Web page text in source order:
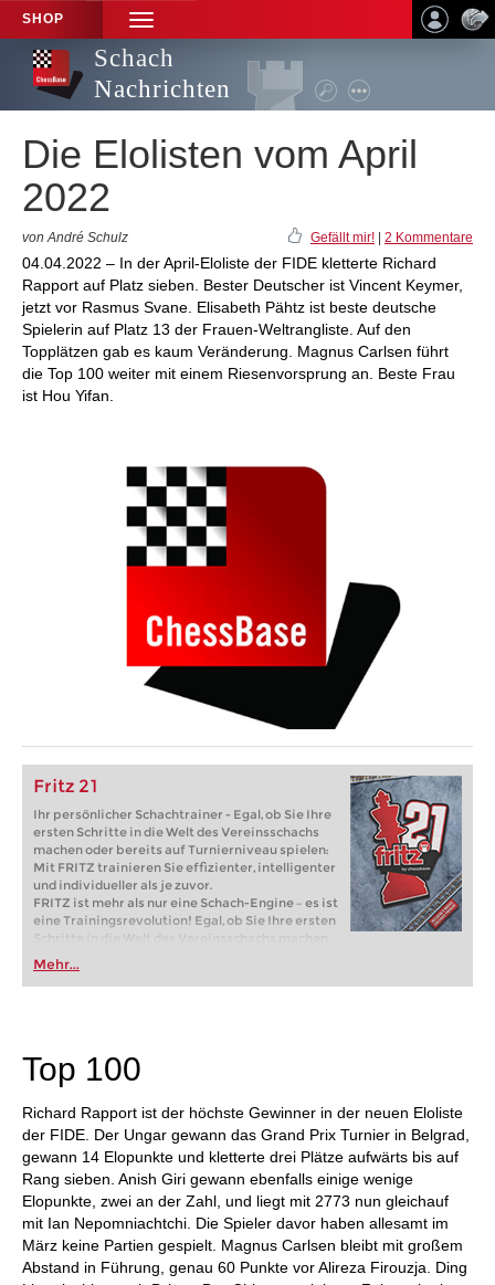
SHOP
TOGGLE
NAVIGATION
Schach
Nachrichten
Die Elolisten vom April
2022
von André Schulz Gefällt mir! 2 Kommentare
04.04.2022 – In der April-Eloliste der FIDE kletterte Richard
Rapport auf Platz sieben. Bester Deutscher ist Vincent Keymer,
jetzt vor Rasmus Svane. Elisabeth Pähtz ist beste deutsche
Spielerin auf Platz 13 der Frauen-Weltrangliste. Auf den
Topplätzen gab es kaum Veränderung. Magnus Carlsen führt
die Top 100 weiter mit einem Riesenvorsprung an. Beste Frau
ist Hou Yifan.
Fritz 21
Ihr persönlicher Schachtrainer - Egal, ob Sie Ihre
ersten Schritte in die Welt des Vereinsschachs
machen oder bereits auf Turnierniveau spielen:
Mit FRITZ trainieren Sie effizienter, intelligenter
und individueller als je zuvor.
FRITZ ist mehr als nur eine Schach-Engine – es ist
eine Trainingsrevolution! Egal, ob Sie Ihre ersten
Schritte in die Welt des Vereinsschachs machen
oder bereits auf Turnierniveau spielen: Mit
FRITZ trainieren Sie effizienter, intelligenter und
individueller als je zuvor.
Mehr...
Top 100
Richard Rapport ist der höchste Gewinner in der neuen Eloliste
der FIDE. Der Ungar gewann das Grand Prix Turnier in Belgrad,
gewann 14 Elopunkte und kletterte drei Plätze aufwärts bis auf
Rang sieben. Anish Giri gewann ebenfalls einige wenige
Elopunkte, zwei an der Zahl, und liegt mit 2773 nun gleichauf
mit Ian Nepomniachtchi. Die Spieler davor haben allesamt im
März keine Partien gespielt. Magnus Carlsen bleibt mit großem
Abstand in Führung, genau 60 Punkte vor Alireza Firouzja. Ding